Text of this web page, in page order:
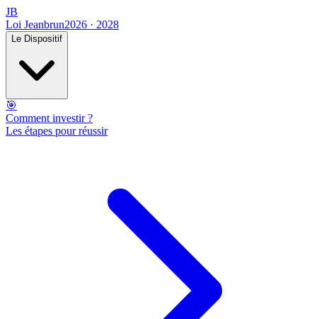
JB
Loi Jeanbrun2026 · 2028
Le Dispositif
🎯
Comment investir ?
Les étapes pour réussir